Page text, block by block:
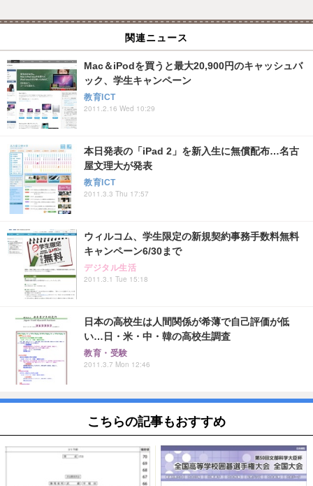
関連ニュース
Mac＆iPodを買うと最大20,900円のキャッシュバ
ック、学生キャンペーン
教育ICT
2011.2.16 Wed 10:29
本日発表の「iPad 2」を新入生に無償配布…名古
屋文理大が発表
教育ICT
2011.3.3 Thu 17:57
ウィルコム、学生限定の新規契約事務手数料無料
キャンペーン6/30まで
デジタル生活
2011.3.1 Tue 15:18
日本の高校生は人間関係が希薄で自己評価が低
い…日・米・中・韓の高校生調査
教育・受験
2011.3.7 Mon 12:46
こちらの記事もおすすめ